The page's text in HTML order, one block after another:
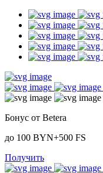
Бонус от Betera
до 100 BYN+500 FS
Получить